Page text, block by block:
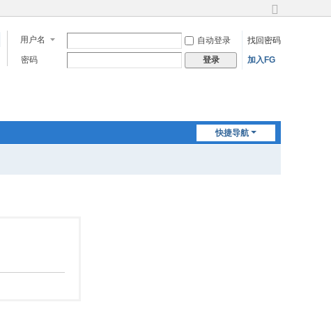
换
到
宽
用户名 自动登录
找回密码
密码
登录 加入FG
快捷导航